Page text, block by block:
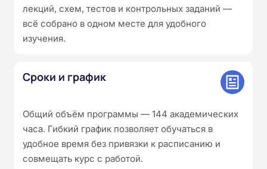
лекций, схем, тестов и контрольных заданий —
всё собрано в одном месте для удобного
изучения.
Сроки и график
Общий объём программы — 144 академических
часа. Гибкий график позволяет обучаться в
удобное время без привязки к расписанию и
совмещать курс с работой.